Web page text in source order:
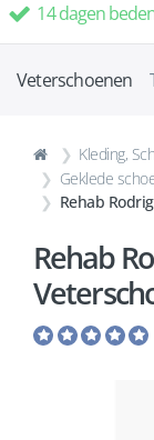
14 dagen
Veterschoenen
Kleding,
Geklede
Rehab
Rehab